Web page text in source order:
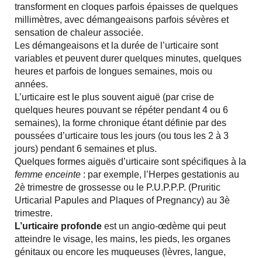
transforment en cloques parfois épaisses de quelques
millimètres, avec démangeaisons parfois sévères et
sensation de chaleur associée.
Les démangeaisons et la durée de l’urticaire sont
variables et peuvent durer quelques minutes, quelques
heures et parfois de longues semaines, mois ou
années.
L’urticaire est le plus souvent aiguë (par crise de
quelques heures pouvant se répéter pendant 4 ou 6
semaines), la forme chronique étant définie par des
poussées d’urticaire tous les jours (ou tous les 2 à 3
jours) pendant 6 semaines et plus.
Quelques formes aiguës d’urticaire sont spécifiques à la
femme enceinte : par exemple, l’Herpes gestationis au
2è trimestre de grossesse ou le P.U.P.P.P. (Pruritic
Urticarial Papules and Plaques of Pregnancy) au 3è
trimestre.
L’urticaire profonde est un angio-œdème qui peut
atteindre le visage, les mains, les pieds, les organes
génitaux ou encore les muqueuses (lèvres, langue,